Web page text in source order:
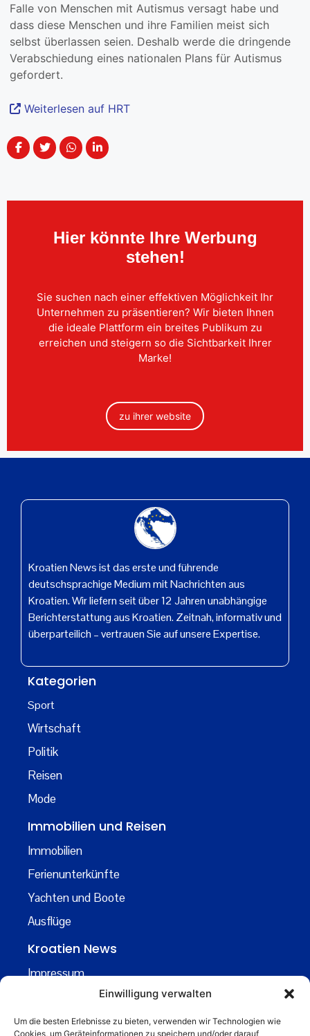
Einwilligung verwalten
Um die besten Erlebnisse zu bieten, verwenden wir Technologien wie
Cookies, um Geräteinformationen zu speichern und/oder darauf
Falle von Menschen mit Autismus versagt habe und
dass diese Menschen und ihre Familien meist sich
selbst überlassen seien. Deshalb werde die dringende
Verabschiedung eines nationalen Plans für Autismus
gefordert.
Weiterlesen auf HRT
Hier könnte Ihre Werbung
stehen!
Sie suchen nach einer effektiven Möglichkeit Ihr
Unternehmen zu präsentieren? Wir bieten Ihnen
die ideale Plattform ein breites Publikum zu
erreichen und steigern so die Sichtbarkeit Ihrer
Marke!
zu ihrer website
Kroatien News ist das erste und führende
deutschsprachige Medium mit Nachrichten aus
Kroatien. Wir liefern seit über 12 Jahren unabhängige
Berichterstattung aus Kroatien. Zeitnah, informativ und
überparteilich – vertrauen Sie auf unsere Expertise.
Kategorien
Sport
Wirtschaft
Politik
Reisen
Mode
Immobilien und Reisen
Immobilien
Ferienunterkünfte
Yachten und Boote
Ausflüge
Kroatien News
Impressum
Kontakt